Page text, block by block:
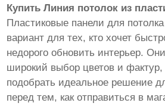
Купить Линия потолок из
Пластиковые панели для потолка
вариант для тех, кто хочет
недорого обновить интерьер.
широкий выбор цветов и фактур,
подобрать идеальное решение
перед тем, как отправиться в